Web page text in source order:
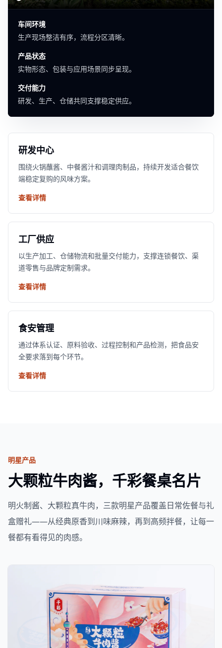
车间环境
生产现场整洁有序，流程分区清晰。
产品状态
实物形态、包装与应用场景同步呈现。
交付能力
研发、生产、仓储共同支撑稳定供应。
研发中心
围绕火锅蘸酱、中餐酱汁和调理肉制品，持续开发适合餐饮
端稳定复购的风味方案。
查看详情
工厂供应
以生产加工、仓储物流和批量交付能力，支撑连锁餐饮、渠
道零售与品牌定制需求。
查看详情
食安管理
通过体系认证、原料验收、过程控制和产品检测，把食品安
全要求落到每个环节。
查看详情
明星产品
大颗粒牛肉酱，千彩餐桌名片
明火制酱、大颗粒真牛肉，三款明星产品覆盖日常佐餐与礼
盒赠礼——从经典原香到川味麻辣，再到高频拌餐，让每一
餐都有看得见的肉感。